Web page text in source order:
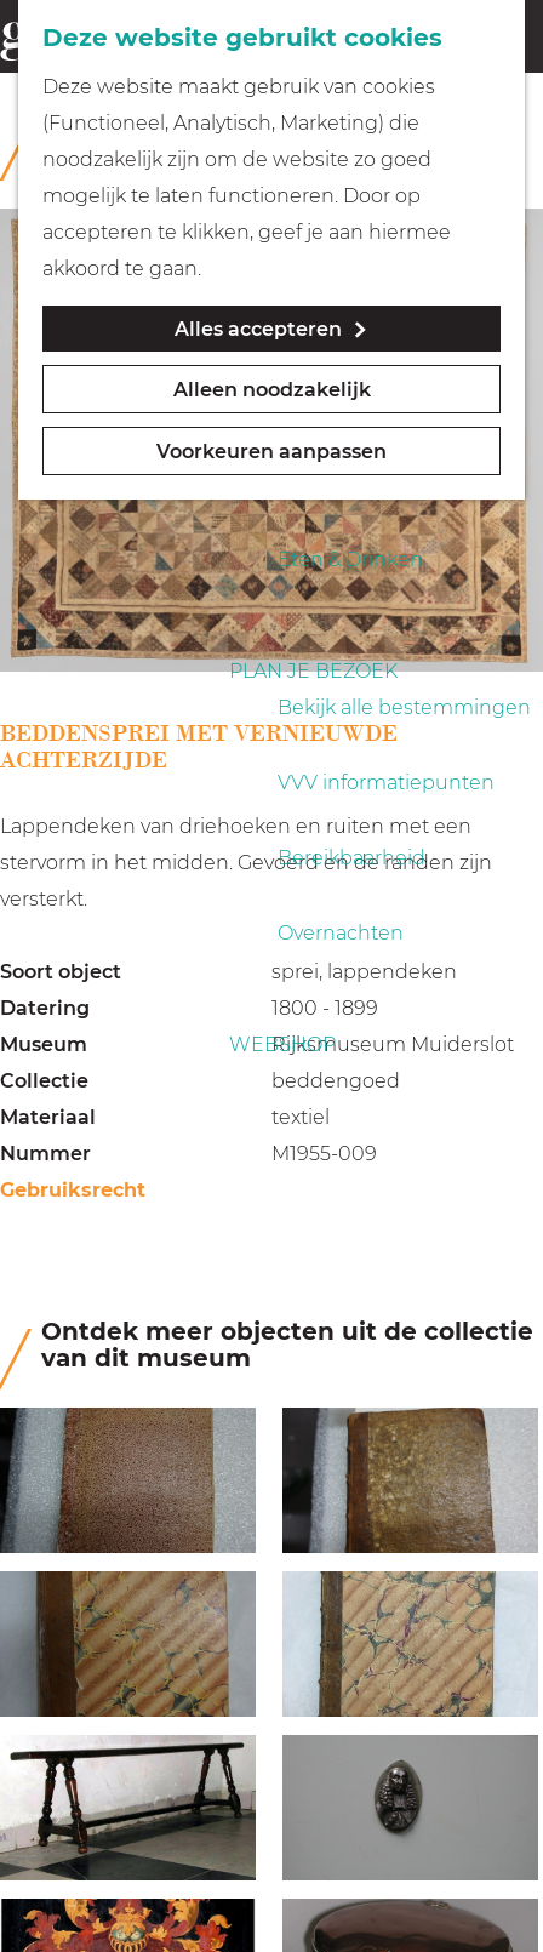
Deze website gebruikt cookies
Deze website maakt gebruik van cookies
(Functioneel, Analytisch, Marketing) die
noodzakelijk zijn om de website zo goed
mogelijk te laten functioneren. Door op
accepteren te klikken, geef je aan hiermee
akkoord te gaan.
Alles accepteren
Alleen noodzakelijk
Voorkeuren aanpassen
G
a
m
Fietsen
Wandelen
Geocachen
Naar het museum
Eten & Drinken
PLAN JE BEZOEK
Bekijk alle bestemmingen
VVV informatiepunten
Bereikbaarheid
Overnachten
WEBSHOP
o
e
k
e
n
COLLECTIE
Rijksmuseum Muiderslot
BEDDENSPREI MET VERNIEUWDE
ACHTERZIJDE
Lappendeken van driehoeken en ruiten met een
stervorm in het midden. Gevoerd en de randen zijn
versterkt.
Soort object
sprei, lappendeken
Datering
1800 - 1899
Museum
Rijksmuseum Muiderslot
Collectie
beddengoed
Materiaal
textiel
Nummer
M1955-009
Gebruiksrecht
Ontdek meer objecten uit de collectie
van dit museum